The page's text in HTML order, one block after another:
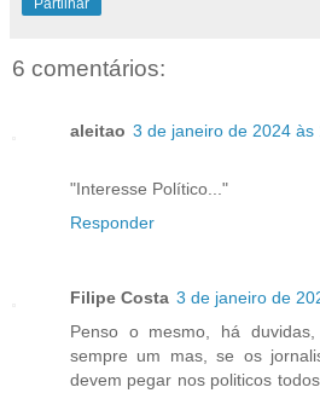
Partilhar
6 comentários:
aleitao 3 de janeiro de 2024 às
"Interesse Político..."
Responder
Filipe Costa 3 de janeiro de
Penso o mesmo, há
sempre um mas, se os
devem pegar nos politicos